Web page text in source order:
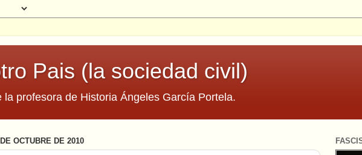
Pais (la sociedad civil)
la profesora de Historia Ángeles García Portela.
OCTUBRE DE 2010